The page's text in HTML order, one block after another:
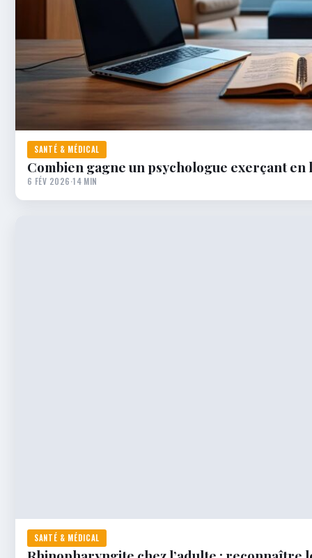
SANTÉ & MÉDICAL
Combien gagne un psychologue exerçant en
6 FÉV 2026·14 MIN
SANTÉ & MÉDICAL